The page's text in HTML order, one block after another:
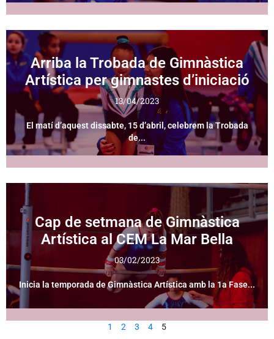
Arriba la Trobada de Gimnàstica
Artística per gimnastes d’iniciació
13/04/2023
El matí d’aquest dissabte, 15 d’abril, celebrem la Trobada
de...
Cap de setmana de Gimnàstica
Artística al CEM La Mar Bella
03/02/2023
Inicia la temporada de Gimnàstica Artística amb la 1a Fase...
1 2 3 4 5